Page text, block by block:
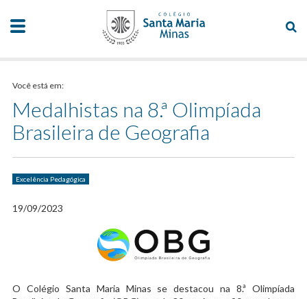
Você está em:
Medalhistas na 8.ª Olimpíada
Brasileira de Geografia
Excelência Pedagógica
19/09/2023
O Colégio Santa Maria Minas se destacou na 8.ª Olimpíada